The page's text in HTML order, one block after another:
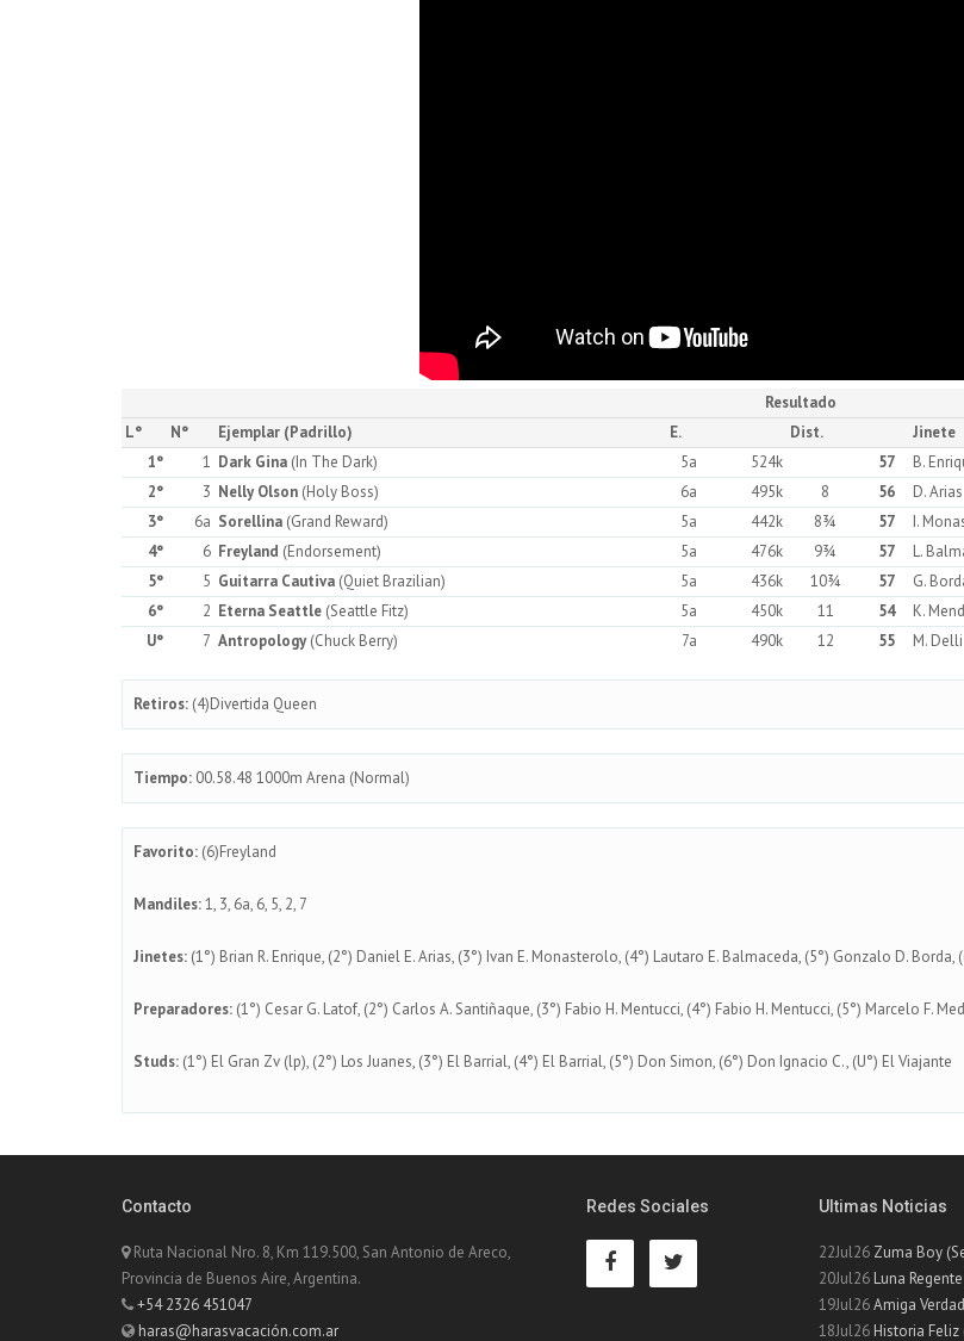
Resultado
L°
N° Ejemplar (Padrillo) E. Dist. Jinete
1°
1 Dark Gina (In The Dark) 5a 524k 57 B.
2°
3 Nelly Olson (Holy Boss) 6a 495k 8 56 D. Arias
3°
6a Sorellina (Grand Reward) 5a 442k 8¾ 57 I.
4°
6 Freyland (Endorsement) 5a 476k 9¾ 57 L.
5°
5 Guitarra Cautiva (Quiet Brazilian) 5a 436k 10¾ 57 G.
6°
2 Eterna Seattle (Seattle Fitz) 5a 450k 11 54 K.
U°
7 Antropology (Chuck Berry) 7a 490k 12 55 M. Delli
Retiros: (4)Divertida Queen
Tiempo: 00.58.48 1000m Arena (Normal)
Favorito: (6)Freyland
Mandiles:1, 3, 6a, 6, 5, 2, 7
Jinetes: (1°) Brian R. Enrique, (2°) Daniel E. Arias, (3°) Ivan E. Monasterolo, (4°) Lautaro E. Balmaceda, (5°) Gonzalo D. Borda,
Preparadores: (1°) Cesar G. Latof, (2°) Carlos A. Santiñaque, (3°) Fabio H. Mentucci, (4°) Fabio H. Mentucci, (5°) Marcelo F.
Studs: (1°) El Gran Zv (lp), (2°) Los Juanes, (3°) El Barrial, (4°) El Barrial, (5°) Don Simon, (6°) Don Ignacio C., (U°) El Viajante
Contacto
Ruta Nacional Nro. 8, Km 119.500, San Antonio de Areco,
Provincia de Buenos Aire, Argentina.
+54 2326 451047
haras@harasvacación.com.ar
Redes Sociales Ultimas Noticias
22Jul26 Zuma Boy
20Jul26 Luna
19Jul26Amiga
18Jul26 Historia Feliz